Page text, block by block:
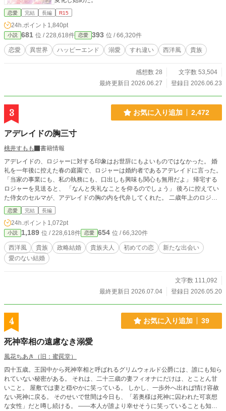
恋愛 完結 長編 R15
24h.ポイント 1,840pt
小説 681 位 / 228,618件 恋愛 393 位 / 66,320件
恋愛 異世界 ハッピーエンド 溺愛 すれ違い 西洋風 貴族
感想数 28
文字数 53,504
最終更新日 2026.06.27
登録日 2026.06.23
3 お気に入り追加 2,472
アデレイドの胸三寸
桃井すもも
書籍情報
アデレイドの、ロジャーに対する印象はお世辞にもよいものではなかった。 婚
礼を一年後に控えた春の庭園で、ロジャーは婚約者であるアデレイドに言った。
「当家の事業にも、私の執務にも、口出しも興味も関心も無用だよ」 帰宅する
ロジャーを見送ると、 「なんと失礼なことを仰るのでしょう」 後ろに控えてい
た侍女のセルマが、アデレイドの胸の内を代弁してくれた。 二歳年上のロジャ
ーは、家柄だけでなく見目の良さ、成績優秀であることも相まって、学園でも目
立つ生徒の一人だった。 彼の周囲は高位貴族の子女ばかりで、中には王家の縁
戚にあたる公爵家の令嬢もいた。 その公爵令嬢マルグリットに、ロジャーは惹
かれていたようだった。 だが、政略の切り札となる公爵令嬢が国内の貴族に嫁
ぐことはなく、マルグリットはその後、隣接する公国へと輿入れした。 初めか
ら、ロジャーにはアデレイドに対する興味も好意も何もなかった。マルグリット
のいなくなった王国で、彼女ではない婚約者を得たに過ぎない。 学園を卒業し
開後に度々修正が入ります。間を置いてお楽しみ下さいませ。 ❇登場人物のお
名前が他作品とダダ被りする場合がございます。皆様別人でございます。 ❇10
0%妄想の産物です。妄想なので史実とは異なっております。
恋愛 完結 長編
24h.ポイント 1,072pt
小説 1,189 位 / 228,618件 恋愛 654 位 / 66,320件
西洋風 貴族 政略結婚 貴族夫人 初めての恋
新たな出会い
愛のない結婚
文字数 111,092
最終更新日 2026.07.04
登録日 2026.05.20
4 お気に入り追加 39
死神宰相の遠慮なき溺愛
風花ちあき（旧：蜜罠堂）
四十五歳。王国中から死神宰相と呼ばれるグリムウォルド公爵には、誰にも知ら
れていない秘密がある。 それは、二十三歳の妻フィオナにだけは、とことん甘
いこと。 屋敷では妻と穏やかに笑っている。 しかし、一歩外へ出れば情け容赦
ない死神に戻る。 そのせいで世間は今日も、「若奥様は死神に囚われた可哀想
な女性」だと噂し続ける。 ――本人が誰より幸せそうに笑っていることも知ら